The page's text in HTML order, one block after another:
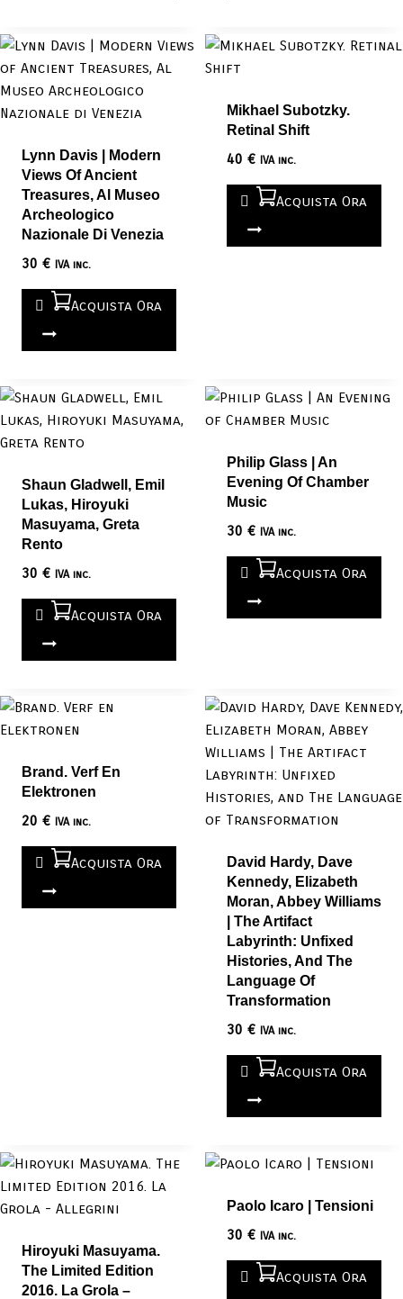
Lynn Davis | Modern
Views Of Ancient
Treasures, Al Museo
Archeologico
Nazionale Di Venezia
30 € IVA inc.
Acquista Ora
Mikhael Subotzky.
Retinal Shift
40 € IVA inc.
Acquista Ora
Shaun Gladwell, Emil
Lukas, Hiroyuki
Masuyama, Greta
Rento
30 € IVA inc.
Acquista Ora
Philip Glass | An
Evening Of Chamber
Music
30 € IVA inc.
Acquista Ora
Brand. Verf En
Elektronen
20 € IVA inc.
Acquista Ora
David Hardy, Dave
Kennedy, Elizabeth
Moran, Abbey Williams
| The Artifact
Labyrinth: Unfixed
Histories, And The
Language Of
Transformation
30 € IVA inc.
Acquista Ora
Hiroyuki Masuyama.
The Limited Edition
2016. La Grola –
Paolo Icaro | Tensioni
30 € IVA inc.
Acquista Ora